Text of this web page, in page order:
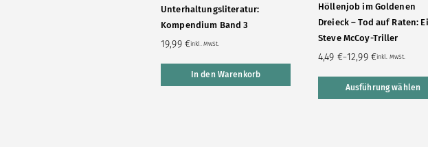
Unterhaltungsliteratur:
Kompendium Band 3
19,99 €inkl. MwSt.
In den Warenkorb
Höllenjob im Goldenen
Dreieck – Tod auf Raten:
Steve McCoy-Triller
4,49 €–12,99 €inkl. MwSt.
Ausführung wählen